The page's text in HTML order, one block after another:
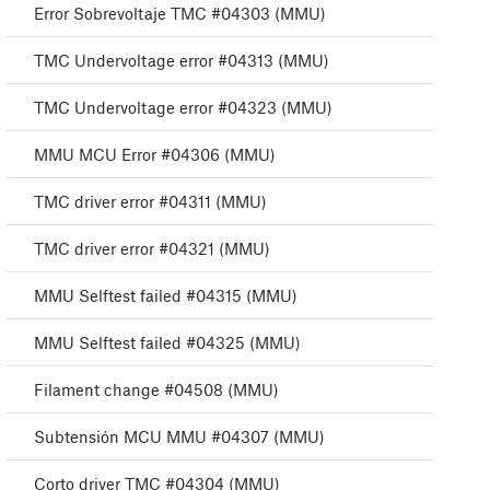
Error Sobrevoltaje TMC #04303 (MMU)
TMC Undervoltage error #04313 (MMU)
TMC Undervoltage error #04323 (MMU)
MMU MCU Error #04306 (MMU)
TMC driver error #04311 (MMU)
TMC driver error #04321 (MMU)
MMU Selftest failed #04315 (MMU)
MMU Selftest failed #04325 (MMU)
Filament change #04508 (MMU)
Subtensión MCU MMU #04307 (MMU)
Corto driver TMC #04304 (MMU)